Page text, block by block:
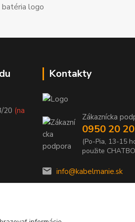
20 (na
Kontakty
Zákaznícka
0950 20
(Po-Pia, 13-15
použite
info@kabelmanie.sk